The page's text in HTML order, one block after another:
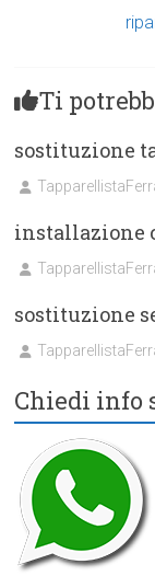
Ti
sostituzione
installazione
sostituzione
Chiedi info